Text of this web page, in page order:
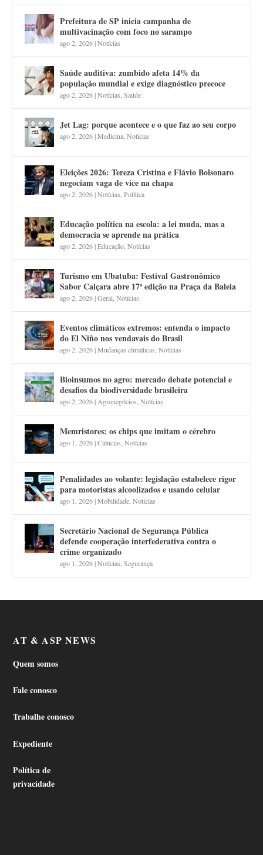
Prefeitura de SP inicia campanha de
multivacinação com foco no sarampo
ago 2, 2026|Notícias
Saúde auditiva: zumbido afeta 14% da
população mundial e exige diagnóstico precoce
ago 2, 2026|Notícias ,Saúde
Jet Lag: porque acontece e o que faz ao seu corpo
ago 2, 2026|Medicina ,Notícias
Eleições 2026: Tereza Cristina e Flávio Bolsonaro
negociam vaga de vice na chapa
ago 2, 2026|Notícias ,Política
Educação política na escola: a lei muda, mas a
democracia se aprende na prática
ago 2, 2026|Educação ,Notícias
Turismo em Ubatuba: Festival Gastronômico
Sabor Caiçara abre 17ª edição na Praça da Baleia
ago 2, 2026|Geral ,Notícias
Eventos climáticos extremos: entenda o impacto
do El Niño nos vendavais do Brasil
ago 2, 2026|Mudanças climáticas ,Notícias
Bioinsumos no agro: mercado debate potencial e
desafios da biodiversidade brasileira
ago 2, 2026| Agronegócios ,Notícias
Memristores: os chips que imitam o cérebro
ago 1, 2026|Ciências ,Notícias
Penalidades ao volante: legislação estabelece rigor
para motoristas alcoolizados e usando celular
ago 1, 2026|Mobilidade ,Notícias
Secretário Nacional de Segurança Pública
defende cooperação interfederativa contra o
crime organizado
ago 1, 2026|Notícias ,Segurança
AT & ASP NEWS
Quem somos
Fale conosco
Trabalhe conosco
Expediente
Política de
privacidade